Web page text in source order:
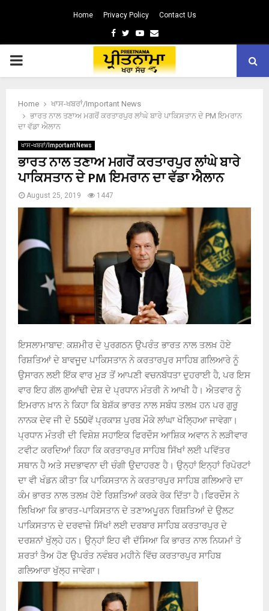
Home Privacy Policy Contact Us
Facebook
TwitterYoutube
Email
PRIMARY
Home
ਖਾਸ-ਖਬਰਾਂ/Important News
ਭਾਰਤ ਨਾਲ ਤਣਾਅ ਮਗਰੋਂ ਕਰਤਾਰਪੁਰ ਲਾਂਘੇ ਬਾਰੇ ਪਾਕਿਸਤਾਨ ਦੇ PM ਇਮਰਾਨ
ਦਾ ਵੱਡਾ ਐਲਾਨ
ਖਾਸ-ਖਬਰਾਂ/Important News
ਭਾਰਤ ਨਾਲ ਤਣਾਅ ਮਗਰੋਂ ਕਰਤਾਰਪੁਰ ਲਾਂਘੇ ਬਾਰੇ
ਪਾਕਿਸਤਾਨ ਦੇ PM ਇਮਰਾਨ ਦਾ ਵੱਡਾ ਐਲਾਨ
August 25, 2019 1447
ਇਸਲਾਮਾਬਾਦ: ਕਸ਼ਮੀਰ ਦੇ ਪੁਰਗਠਨ ਉਪਰੰਤ ਭਾਰਤ ਨਾਲ ਤਲਖ਼ ਹੋਏ
ਰਿਸ਼ਤਿਆਂ ਦੇ ਬਾਵਜੂਦ ਪਾਕਿਸਤਾਨ ਨੇ ਕਰਤਾਰਪੁਰ ਸਾਹਿਬ ਗਲਿਆਰੇ ਨੂੰ
ਉਸਾਰਨ ਲਈ ਇੱਕ ਵਾਰ ਮੁੜ ਤੋਂ ਆਪਣੀ ਵਚਨਬੱਧਤਾ ਦੁਹਰਾਈ ਹੈ, ਪਰ ਇਸ
ਵਾਰ ਇਹ ਗੱਲ ਗੁਆਂਢੀ ਦੇਸ਼ ਦੇ ਪ੍ਰਧਾਨ ਮੰਤਰੀ ਨੇ ਆਖੀ ਹੈ। ਐਤਵਾਰ ਨੂੰ
ਇਮਰਾਨ ਖ਼ਾਨ ਨੇ ਕਿਹਾ ਕਿ ਬੇਸ਼ੱਕ ਭਾਰਤ ਨਾਲ ਸਬੰਧ ਤਲਖ਼ ਹਨ ਪਰ ਗੁਰੂ
ਨਾਨਕ ਦੇਵ ਜੀ ਦੇ 550ਵੇਂ ਪ੍ਰਕਾਸ਼ ਪੁਰਬ ਮੌਕੇ ਲਾਂਘਾ ਖੋਲ੍ਹਿਆ ਜਾਵੇਗਾ।
ਪ੍ਰਧਾਨ ਮੰਤਰੀ ਦੀ ਵਿਸ਼ੇਸ਼ ਸਹਾਇਕ ਫਿਰਦੌਸ ਆਸ਼ਿਕ ਅਵਾਨ ਨੇ ਲੜੀਵਾਰ
ਟਵੀਟ ਕਰਦਿਆਂ ਕਿਹਾ ਕਿ ਕਰਤਾਰਪੁਰ ਸਾਹਿਬ ਸਿੱਖਾਂ ਲਈ ਪਵਿੱਤਰ
ਸਥਾਨ ਹੈ ਅਤੇ ਸਦਭਾਵਨਾ ਦੀ ਚੰਗੀ ਉਦਾਹਰਣ ਹੈ। ਉਨ੍ਹਾਂ ਇਨ੍ਹਾਂ ਰਿਪੋਰਟਾਂ
ਦਾ ਵੀ ਖੰਡਨ ਕੀਤਾ ਕਿ ਪਾਕਿਸਤਾਨ ਨੇ ਕਰਤਾਰਪੁਰ ਸਾਹਿਬ ਗਲਿਆਰੇ ਦਾ
ਕੰਮ ਭਾਰਤ ਨਾਲ ਤਲਖ਼ ਹੋਏ ਰਿਸ਼ਤਿਆਂ ਕਰਕੇ ਰੋਕ ਦਿੱਤਾ ਹੈ।ਫਿਰਦੌਸ ਨੇ
ਲਿਖਿਆ ਕਿ ਭਾਰਤ-ਪਾਕਿਸਤਾਨ ਦੇ ਤਣਾਅਪੂਰਨ ਰਿਸ਼ਤਿਆਂ ਦੇ ਉਲਟ
ਪਾਕਿਸਤਾਨ ਦੇ ਦਰਵਾਜ਼ੇ ਸਿੱਖਾਂ ਲਈ ਦਰਬਾਰ ਸਾਹਿਬ ਕਰਤਾਰਪੁਰ ਦੇ
ਦਰਸ਼ਨਾਂ ਖੁੱਲ੍ਹੇ ਹਨ। ਉਨ੍ਹਾਂ ਇਹ ਵੀ ਦੱਸਿਆ ਕਿ ਭਾਰਤ ਨਾਲ ਨਿਯਮਾਂ ਤੇ
ਸ਼ਰਤਾਂ ਤੈਅ ਹੋਣ ਉਪਰੰਤ ਨਵੰਬਰ ਮਹੀਨੇ ਵਿੱਚ ਕਰਤਾਰਪੁਰ ਸਾਹਿਬ
ਗਲਿਆਰਾ ਖੁੱਲ੍ਹ ਜਾਵੇਗਾ।